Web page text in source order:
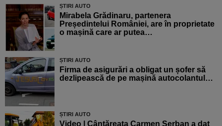
ȘTIRI AUTO
Mirabela Grădinaru, partenera
Președintelui României, are în proprietate
o mașină care ar putea…
ȘTIRI AUTO
Firma de asigurări a obligat un șofer să
dezlipească de pe mașină autocolantul…
ȘTIRI AUTO
Video | Cântăreața Carmen Șerban a dat